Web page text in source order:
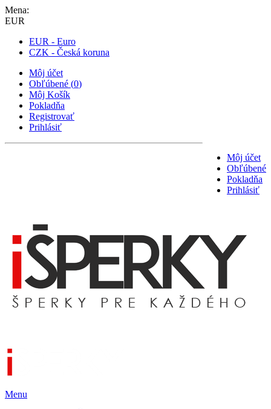
Mena:
EUR
EUR - Euro
CZK - Česká koruna
Môj účet
Obľúbené (0)
Môj Košík
Pokladňa
Registrovať
Prihlásiť
Môj účet
Obľúbené
Pokladňa
Prihlásiť
Menu